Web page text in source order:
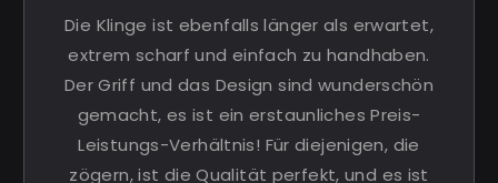
Die Klinge ist ebenfalls länger als erwartet,
extrem scharf und einfach zu handhaben.
Der Griff und das Design sind wunderschön
gemacht, es ist ein erstaunliches Preis-
Leistungs-Verhältnis! Für diejenigen, die
zögern, ist die Qualität perfekt, und es ist